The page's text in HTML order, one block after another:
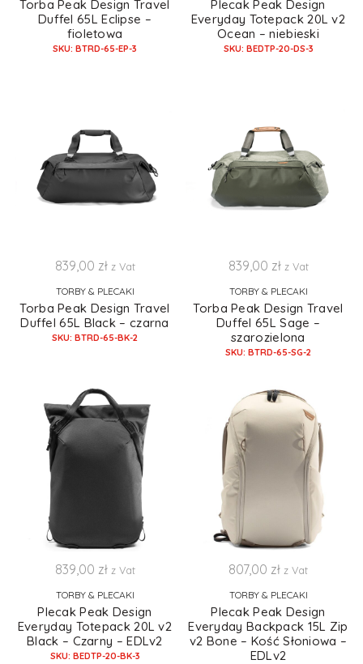
Torba Peak Design Travel
Duffel 65L Eclipse –
fioletowa
SKU: BTRD-65-EP-3
Plecak Peak Design
Everyday Totepack 20L v2
Ocean – niebieski
SKU: BEDTP-20-DS-3
839,00 zł z Vat
TORBY & PLECAKI
Torba Peak Design Travel
Duffel 65L Black – czarna
SKU: BTRD-65-BK-2
839,00 zł z Vat
TORBY & PLECAKI
Torba Peak Design Travel
Duffel 65L Sage –
szarozielona
SKU: BTRD-65-SG-2
839,00 zł z Vat
TORBY & PLECAKI
Plecak Peak Design
Everyday Totepack 20L v2
Black – Czarny – EDLv2
SKU: BEDTP-20-BK-3
807,00 zł z Vat
TORBY & PLECAKI
Plecak Peak Design
Everyday Backpack 15L Zip
v2 Bone – Kość Słoniowa –
EDLv2